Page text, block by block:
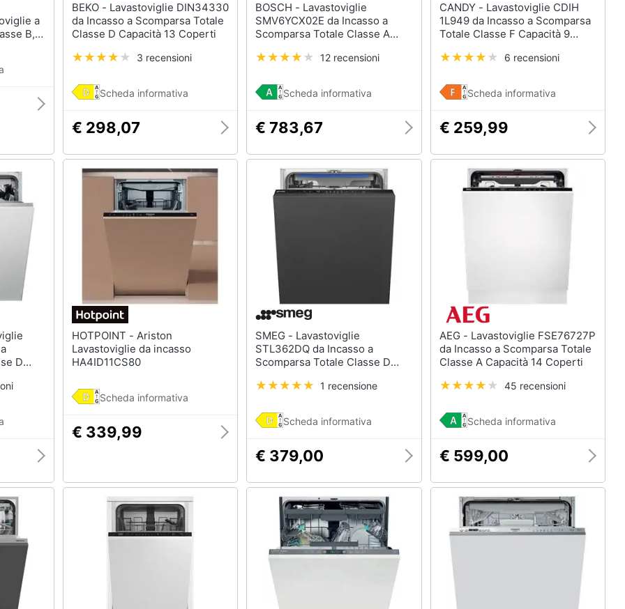
a
B,
inox,
BEKO - Lavastoviglie DIN34330
da Incasso a Scomparsa Totale
Classe D Capacità 13 Coperti
3 recensioni
Scheda informativa
€ 298,07
BOSCH - Lavastoviglie
SMV6YCX02E da Incasso a
Scomparsa Totale Classe A
12 recensioni
Scheda informativa
€ 783,67
CANDY - Lavastoviglie CDIH
1L949 da Incasso a Scomparsa
Totale Classe F Capacità 9
6 recensioni
Scheda informativa
€ 259,99
D
HOTPOINT - Ariston
Lavastoviglie da incasso
HA4ID11CS80
Scheda informativa
€ 339,99
SMEG - Lavastoviglie
STL362DQ da Incasso a
Scomparsa Totale Classe D
1 recensione
Scheda informativa
€ 379,00
AEG - Lavastoviglie FSE76727P
da Incasso a Scomparsa Totale
Classe A Capacità 14 Coperti
45 recensioni
Scheda informativa
€ 599,00